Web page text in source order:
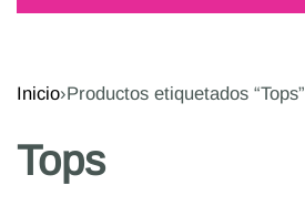
Inicio›Productos etiquetados “Tops”
Tops